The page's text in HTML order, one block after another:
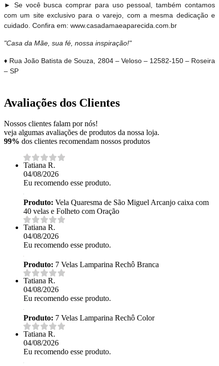
► Se você busca comprar para uso pessoal, também contamos
com um site exclusivo para o varejo, com a mesma dedicação e
cuidado. Confira em: www.casadamaeaparecida.com.br
"Casa da Mãe, sua fé, nossa inspiração!"
♦ Rua João Batista de Souza, 2804 – Veloso – 12582-150 – Roseira
– SP
Avaliações dos Clientes
Nossos clientes falam por nós!
veja algumas avaliações de produtos da nossa loja.
99% dos clientes recomendam nossos produtos
Tatiana R.
04/08/2026
Eu recomendo esse produto.
Produto: Vela Quaresma de São Miguel Arcanjo caixa com
40 velas e Folheto com Oração
Tatiana R.
04/08/2026
Eu recomendo esse produto.
Produto: 7 Velas Lamparina Rechô Branca
Tatiana R.
04/08/2026
Eu recomendo esse produto.
Produto: 7 Velas Lamparina Rechô Color
Tatiana R.
04/08/2026
Eu recomendo esse produto.